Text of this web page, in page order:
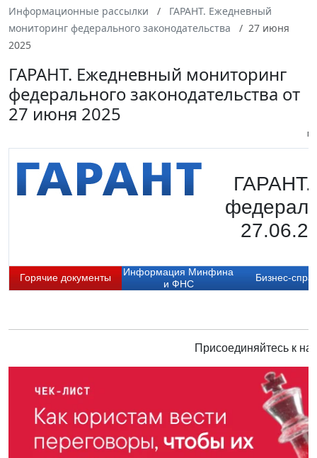
Информационные рассылки
ГАРАНТ. Ежедневный
мониторинг федерального законодательства
27 июня
2025
ГАРАНТ. Ежедневный мониторинг
федерального законодательства от
27 июня 2025
ГАРАНТ.
Горячие документы
Информация Минфина
и ФНС
Бизнес-
Присоединяйтесь к